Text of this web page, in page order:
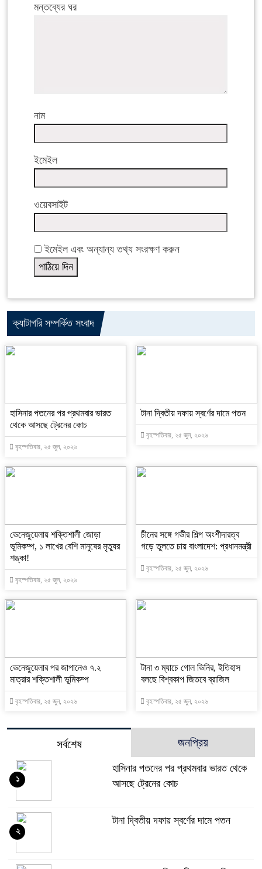
মন্তব্যের ঘর
নাম
ইমেইল
ওয়েবসাইট
ইমেইল এবং অন্যান্য তথ্য সংরক্ষণ করুন
ক্যাটাগরি সম্পর্কিত সংবাদ
হাসিনার পতনের পর প্রথমবার ভারত
থেকে আসছে ট্রেনের কোচ
বৃহস্পতিবার, ২৫ জুন, ২০২৬
টানা দ্বিতীয় দফায় স্বর্ণের দামে পতন
বৃহস্পতিবার, ২৫ জুন, ২০২৬
ভেনেজুয়েলায় শক্তিশালী জোড়া
ভূমিকম্প, ১ লাখের বেশি মানুষের মৃত্যুর
শঙ্কা!
বৃহস্পতিবার, ২৫ জুন, ২০২৬
চীনের সঙ্গে গভীর শিল্প অংশীদারত্ব
গড়ে তুলতে চায় বাংলাদেশ: প্রধানমন্ত্রী
বৃহস্পতিবার, ২৫ জুন, ২০২৬
ভেনেজুয়েলার পর জাপানেও ৭.২
মাত্রার শক্তিশালী ভূমিকম্প
বৃহস্পতিবার, ২৫ জুন, ২০২৬
টানা ৩ ম্যাচে গোল ভিনির, ইতিহাস
বলছে বিশ্বকাপ জিতবে ব্রাজিল
বৃহস্পতিবার, ২৫ জুন, ২০২৬
সর্বশেষ জনপ্রিয়
হাসিনার পতনের পর প্রথমবার ভারত থেকে
আসছে ট্রেনের কোচ
১
টানা দ্বিতীয় দফায় স্বর্ণের দামে পতন
২